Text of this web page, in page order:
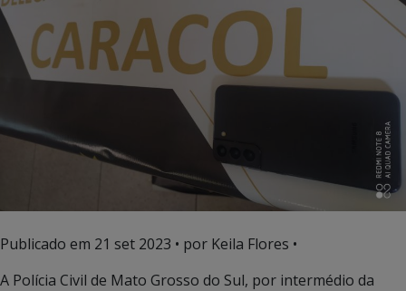
Publicado em 21 set 2023 • por Keila Flores •
A Polícia Civil de Mato Grosso do Sul, por intermédio da